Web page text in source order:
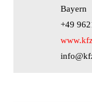
Bayern
+49